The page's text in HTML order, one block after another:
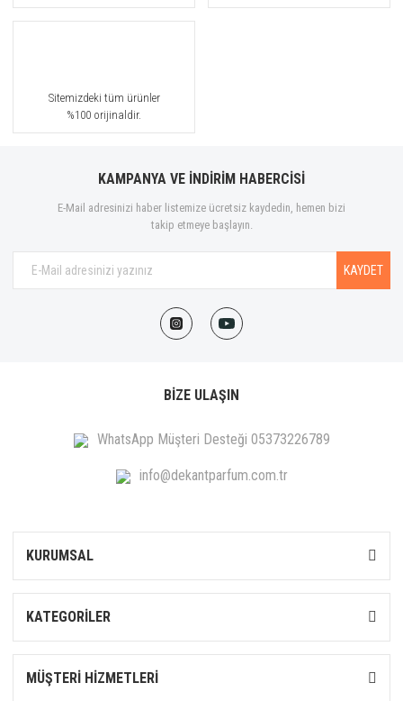
Sitemizdeki tüm ürünler
%100 orijinaldir.
KAMPANYA VE İNDİRİM HABERCİSİ
E-Mail adresinizi haber listemize ücretsiz kaydedin, hemen bizi
takip etmeye başlayın.
KAYDET
BİZE ULAŞIN
WhatsApp Müşteri Desteği 05373226789
info@dekantparfum.com.tr
KURUMSAL
KATEGORİLER
MÜŞTERİ HİZMETLERİ